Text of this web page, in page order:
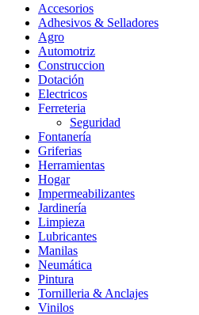
Accesorios
Adhesivos & Selladores
Agro
Automotriz
Construccion
Dotación
Electricos
Ferreteria
Seguridad
Fontanería
Griferias
Herramientas
Hogar
Impermeabilizantes
Jardinería
Limpieza
Lubricantes
Manilas
Neumática
Pintura
Tornilleria & Anclajes
Vinilos